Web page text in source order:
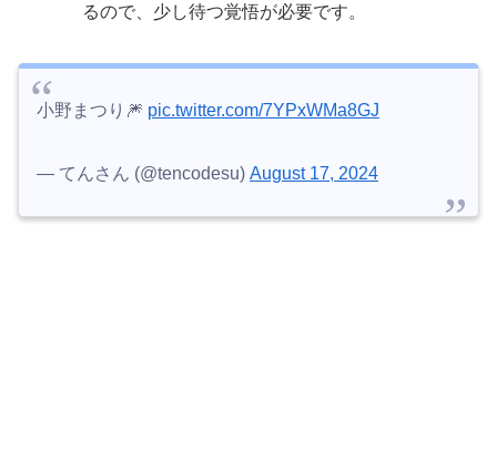
るので、少し待つ覚悟が必要です。
小野まつり🎆 pic.twitter.com/7YPxWMa8GJ
— てんさん (@tencodesu) August 17, 2024